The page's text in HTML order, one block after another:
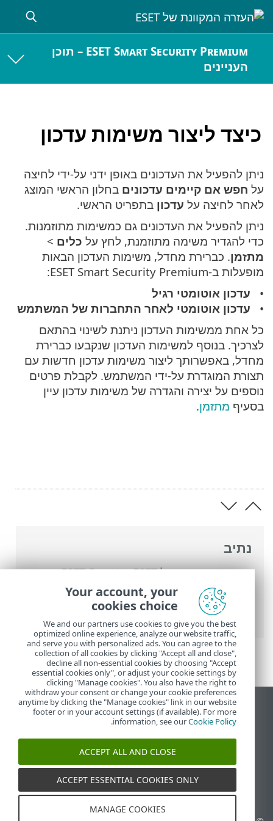
ESET Smart Security Premium – תוכן
העניינים
כיצד ליצור משימות עדכון
נתיב
העזרה המקוונת של ESET >
ESET Smart
Security Premium
>
עבודה עם ESET Smart
Security Premium
>עדכון> כיצד ליצור
משימות עדכון
ניתן להפעיל את העדכונים באופן ידני על-ידי לחיצה
על חפש אם קיימים עדכונים בחלון הראשי המוצג
לאחר לחיצה על עדכון בתפריט הראשי.
ניתן להפעיל את העדכונים גם כמשימות מתוזמנות.
כדי להגדיר משימה מתוזמנת, לחץ על כלים >
מתזמן. כברירת מחדל, משימות העדכון הבאות
מופעלות ב-ESET Smart Security Premium:
עדכון אוטומטי רגיל
עדכון אוטומטי לאחר התחברות של המשתמש
כל אחת ממשימות העדכון ניתנת לשינוי בהתאם
לצרכיך. בנוסף למשימות העדכון שנקבעו כברירת
מחדל, באפשרותך ליצור משימות עדכון חדשות עם
תצורת המוגדרת על-ידי המשתמש. לקבלת פרטים
נוספים על יצירה והגדרה של משימות עדכון עיין
בסעיף מתזמן.
הצג את האתר למחשב
End of Life
מאגר הידע של ESET
ESET Status Portal
תמיכה אזורית
Your account, your
cookies choice
We and our partners use cookies to give you the best
optimized online experience, analyze our website traffic,
and serve you with personalized ads. You can agree to the
collection of all cookies by clicking "Accept all and close",
decline all non-essential cookies by choosing "Accept
essential cookies only", or adjust your cookie settings by
clicking "Manage cookies". You also have the right to
withdraw your consent or change your cookie preferences
anytime by clicking the "Manage cookies" link in our website
footer or in your account settings (if available). For more
information, see ourCookie Policy
.
ACCEPT ALL AND CLOSE
ACCEPT ESSENTIAL COOKIES ONLY
MANAGE COOKIES